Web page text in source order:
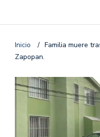
Inicio / Familia muere
Zapopan.